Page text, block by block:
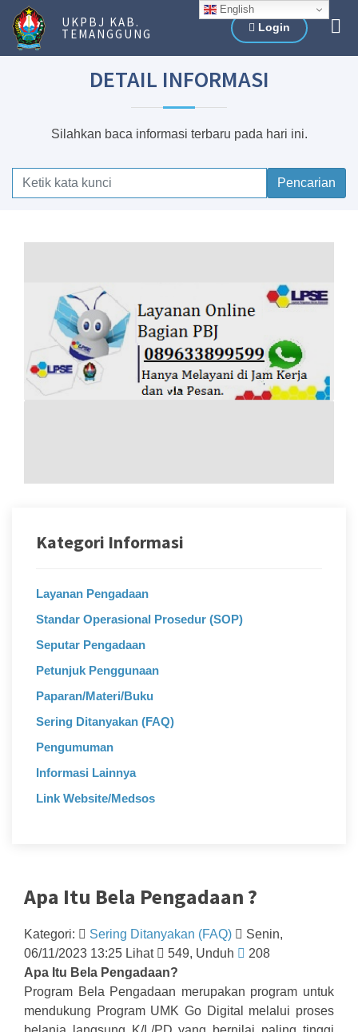
English
UKPBJ KAB.
TEMANGGUNG Login
DETAIL INFORMASI
Silahkan baca informasi terbaru pada hari ini.
Pencarian
Kategori Informasi
Layanan Pengadaan
Standar Operasional Prosedur (SOP)
Seputar Pengadaan
Petunjuk Penggunaan
Paparan/Materi/Buku
Sering Ditanyakan (FAQ)
Pengumuman
Informasi Lainnya
Link Website/Medsos
Apa Itu Bela Pengadaan ?
Kategori: Sering Ditanyakan (FAQ)
Senin,
06/11/2023 13:25 Lihat
549, Unduh
208
Apa Itu Bela Pengadaan?
Program Bela Pengadaan merupakan program untuk
mendukung Program UMK Go Digital melalui proses